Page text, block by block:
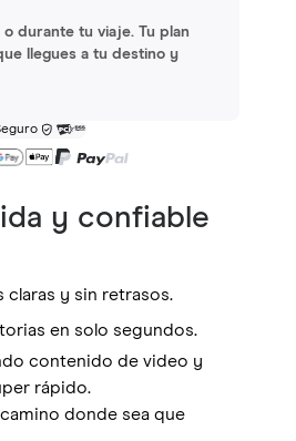
o durante tu viaje. Tu plan
llegues a tu destino y
y confiable
claras y sin retrasos.
en solo segundos.
contenido de video y
rápido.
donde sea que